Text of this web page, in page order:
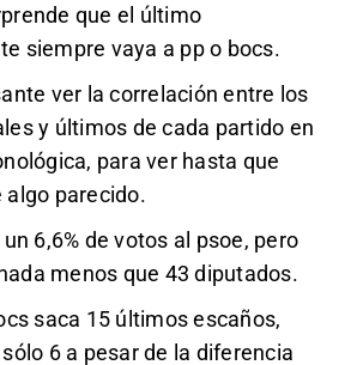
que el último
siempre vaya a pp o bocs.
ver la correlación entre los
y últimos de cada partido en
para ver hasta que
algo parecido.
6,6% de votos al psoe, pero
menos que 43 diputados.
saca 15 últimos escaños,
6 a pesar de la diferencia